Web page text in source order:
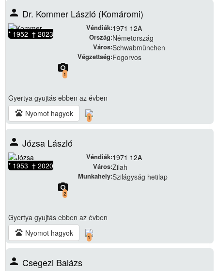
person Dr. Kommer László (Komáromi)
* 1952 † 2023
Véndiák:1971 12A
Ország:Németország
Város:Schwabmünchen
Végzettség:Fogorvos
camera_alt
1
Gyertya gyujtás ebben az évben
pets Nyomot hagyok 1
person Józsa László
* 1953 † 2020
Véndiák:1971 12A
Város:Zilah
Munkahely:Szilágyság hetilap
camera_alt
2
Gyertya gyujtás ebben az évben
pets Nyomot hagyok 1
person Csegezi Balázs